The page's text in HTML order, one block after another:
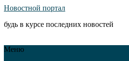
Новостной портал
будь в курсе последних новостей
Меню